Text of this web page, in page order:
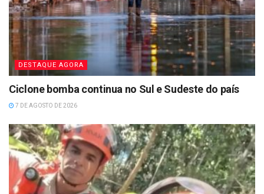
DESTAQUE AGORA
Ciclone bomba continua no Sul e Sudeste do país
7 DE AGOSTO DE 2026